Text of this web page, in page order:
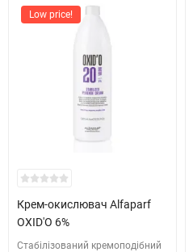
Low price!
Крем-окислювач Alfaparf
OXID'O 6%
Стабілізований кремоподібний